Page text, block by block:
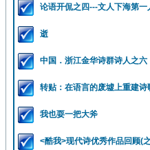
论语开侃之四---文人下海第一
逝
中国．浙江金华诗群诗人之六
转贴：在语言的废墟上重建诗
我也耍一把大斧
<酷我>现代诗优秀作品回顾(